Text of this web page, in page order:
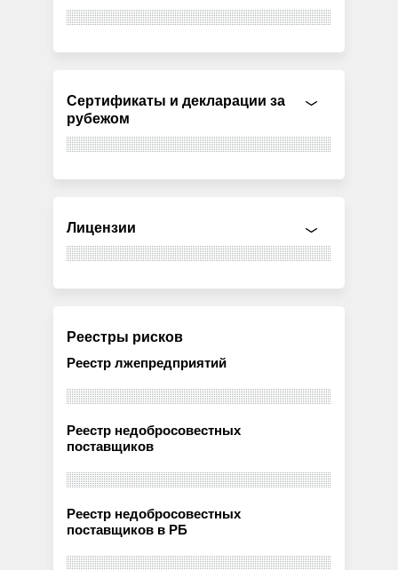
Сертификаты и декларации за
рубежом
Лицензии
Реестры рисков
Реестр лжепредприятий
Реестр недобросовестных
поставщиков
Реестр недобросовестных
поставщиков в РБ